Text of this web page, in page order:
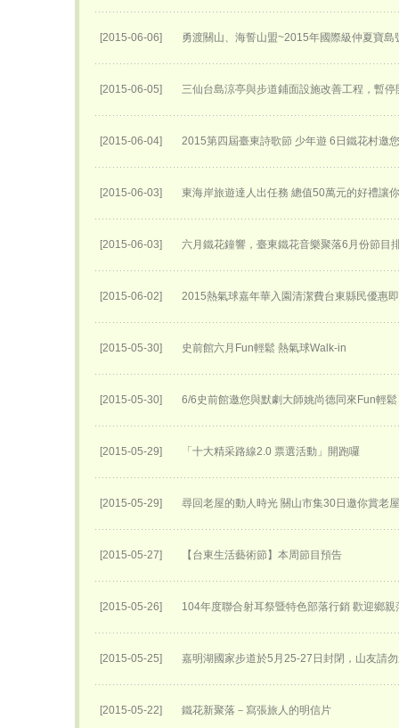
[2015-06-06] 勇渡關山、海誓山盟~2015年國際級仲夏寶島
[2015-06-05] 三仙台島涼亭與步道鋪面設施改善工程，暫停
[2015-06-04] 2015第四屆臺東詩歌節 少年遊 6日鐵花村邀
[2015-06-03] 東海岸旅遊達人出任務 總值50萬元的好禮讓
[2015-06-03] 六月鐵花鐘響，臺東鐵花音樂聚落6月份節目
[2015-06-02] 2015熱氣球嘉年華入園清潔費台東縣民優惠
[2015-05-30] 史前館六月Fun輕鬆 熱氣球Walk-in
[2015-05-30] 6/6史前館邀您與默劇大師姚尚德同來Fun輕鬆
[2015-05-29] 「十大精采路線2.0 票選活動」開跑囉
[2015-05-29] 尋回老屋的動人時光 關山市集30日邀你賞老
[2015-05-27] 【台東生活藝術節】本周節目預告
[2015-05-26] 104年度聯合射耳祭暨特色部落行銷 歡迎鄉親
[2015-05-25] 嘉明湖國家步道於5月25-27日封閉，山友請
[2015-05-22] 鐵花新聚落－寫張旅人的明信片